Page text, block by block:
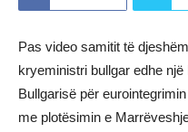
Pas video samitit të
kryeministri bullgar edhe
Bullgarisë për
me plotësimin e